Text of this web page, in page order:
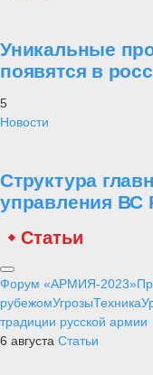
Уникальные
появятся в
5
Новости
Структура
управления ВС
Статьи
Форум «АРМИЯ-2023»
рубежомУгрозыТехника
традиции русской армии
6 августа Статьи